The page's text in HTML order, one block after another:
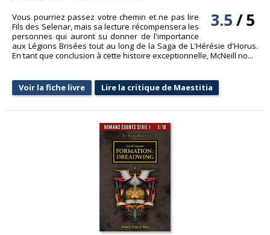
3.5/5
Vous pourriez passez votre chemin et ne pas lire
Fils des Selenar, mais sa lecture récompensera les
personnes qui auront su donner de l'importance
aux Légions Brisées tout au long de la Saga de L'Hérésie d'Horus.
En tant que conclusion à cette histoire exceptionnelle, McNeill no...
Voir la fiche livre Lire la critique de Maestitia